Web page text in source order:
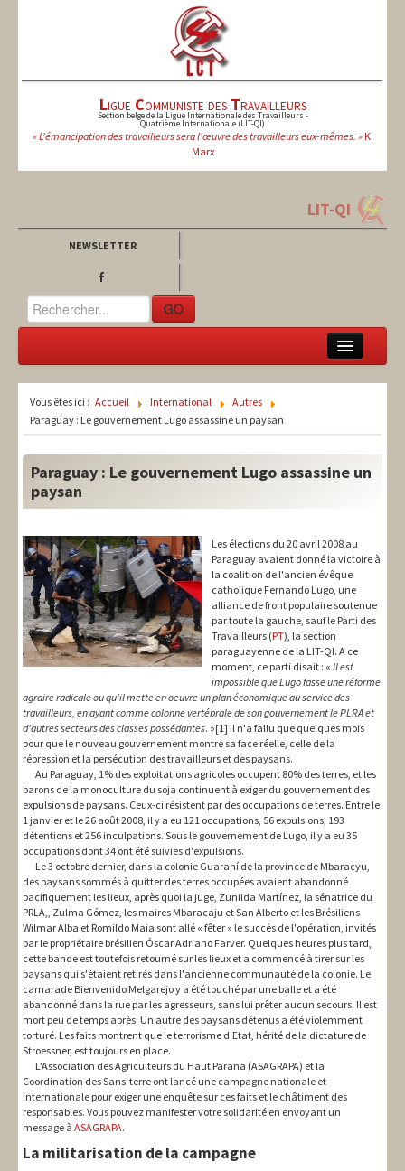
Ligue Communiste des Travailleurs
Section belge de la Ligue Internationale des Travailleurs -
Quatrième Internationale (LIT-QI)
« L'émancipation des travailleurs sera l'œuvre des travailleurs eux-mêmes. »K.
Marx
LIT-QI
NEWSLETTER
GO
National
International
Syndical
Social
Thèmes
Vous êtes ici : Accueil International
Autres
Paraguay : Le gouvernement Lugo assassine un paysan
Paraguay : Le gouvernement Lugo assassine un
paysan
Les élections du 20 avril 2008 au
Paraguay avaient donné la victoire à
la coalition de l'ancien évêque
catholique Fernando Lugo, une
alliance de front populaire soutenue
par toute la gauche, sauf le Parti des
Travailleurs (PT), la section
paraguayenne de la LIT-QI. A ce
moment, ce parti disait : « Il est
impossible que Lugo fasse une réforme
agraire radicale ou qu'il mette en oeuvre un plan économique au service des
travailleurs, en ayant comme colonne vertébrale de son gouvernement le PLRA et
d'autres secteurs des classes possédantes. »[1] Il n'a fallu que quelques mois
pour que le nouveau gouvernement montre sa face réelle, celle de la
répression et la persécution des travailleurs et des paysans.
Au Paraguay, 1% des exploitations agricoles occupent 80% des terres, et les
barons de la monoculture du soja continuent à exiger du gouvernement des
expulsions de paysans. Ceux-ci résistent par des occupations de terres. Entre le
1 janvier et le 26 août 2008, il y a eu 121 occupations, 56 expulsions, 193
détentions et 256 inculpations. Sous le gouvernement de Lugo, il y a eu 35
occupations dont 34 ont été suivies d'expulsions.
Le 3 octobre dernier, dans la colonie Guaraní de la province de Mbaracyu,
des paysans sommés à quitter des terres occupées avaient abandonné
pacifiquement les lieux, après quoi la juge, Zunilda Martínez, la sénatrice du
PRLA,, Zulma Gómez, les maires Mbaracaju et San Alberto et les Brésiliens
Wilmar Alba et Romildo Maia sont allé « fêter » le succès de l'opération, invités
par le propriétaire brésilien Óscar Adriano Farver. Quelques heures plus tard,
cette bande est toutefois retourné sur les lieux et a commencé à tirer sur les
paysans qui s'étaient retirés dans l'ancienne communauté de la colonie. Le
camarade Bienvenido Melgarejo y a été touché par une balle et a été
abandonné dans la rue par les agresseurs, sans lui prêter aucun secours. Il est
mort peu de temps après. Un autre des paysans détenus a été violemment
torturé. Les faits montrent que le terrorisme d'Etat, hérité de la dictature de
Stroessner, est toujours en place.
L'Association des Agriculteurs du Haut Parana (ASAGRAPA) et la
Coordination des Sans-terre ont lancé une campagne nationale et
internationale pour exiger une enquête sur ces faits et le châtiment des
responsables. Vous pouvez manifester votre solidarité en envoyant un
message à ASAGRAPA.
La militarisation de la campagne